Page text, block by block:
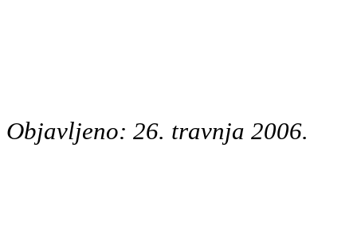
Objavljeno: 26. travnja 2006.